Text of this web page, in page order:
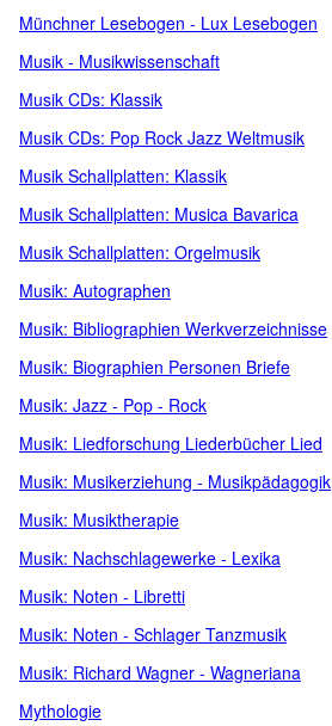
Münchner Lesebogen - Lux Lesebogen
Musik - Musikwissenschaft
Musik CDs: Klassik
Musik CDs: Pop Rock Jazz Weltmusik
Musik Schallplatten: Klassik
Musik Schallplatten: Musica Bavarica
Musik Schallplatten: Orgelmusik
Musik: Autographen
Musik: Bibliographien Werkverzeichnisse
Musik: Biographien Personen Briefe
Musik: Jazz - Pop - Rock
Musik: Liedforschung Liederbücher Lied
Musik: Musikerziehung - Musikpädagogik
Musik: Musiktherapie
Musik: Nachschlagewerke - Lexika
Musik: Noten - Libretti
Musik: Noten - Schlager Tanzmusik
Musik: Richard Wagner - Wagneriana
Mythologie